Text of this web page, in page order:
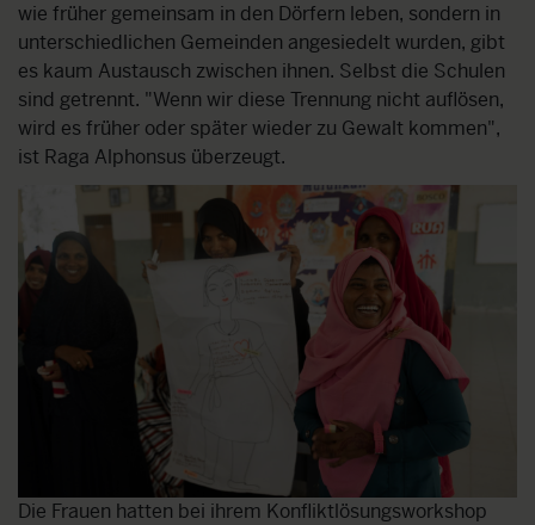
wie früher gemeinsam in den Dörfern leben, sondern in
unterschiedlichen Gemeinden angesiedelt wurden, gibt
es kaum Austausch zwischen ihnen. Selbst die Schulen
sind getrennt. "Wenn wir diese Trennung nicht auflösen,
wird es früher oder später wieder zu Gewalt kommen",
ist Raga Alphonsus überzeugt.
Die Frauen hatten bei ihrem Konfliktlösungsworkshop